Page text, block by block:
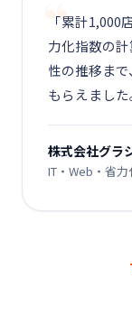
「累計
力化指数の
性の推移ま
もらえました
株式会社グラ
IT・Web・省